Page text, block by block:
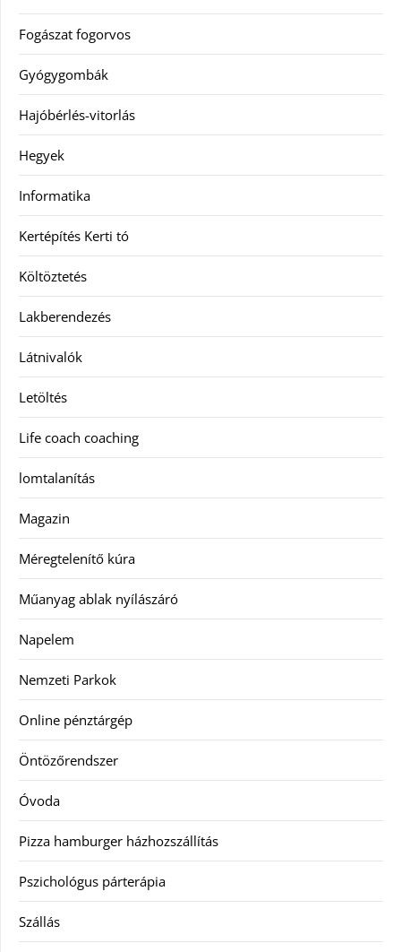
Fogászat fogorvos
Gyógygombák
Hajóbérlés-vitorlás
Hegyek
Informatika
Kertépítés Kerti tó
Költöztetés
Lakberendezés
Látnivalók
Letöltés
Life coach coaching
lomtalanítás
Magazin
Méregtelenítő kúra
Műanyag ablak nyílászáró
Napelem
Nemzeti Parkok
Online pénztárgép
Öntözőrendszer
Óvoda
Pizza hamburger házhozszállítás
Pszichológus párterápia
Szállás